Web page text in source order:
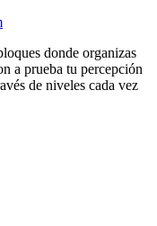
donde organizas
a prueba tu percepción
de niveles cada vez